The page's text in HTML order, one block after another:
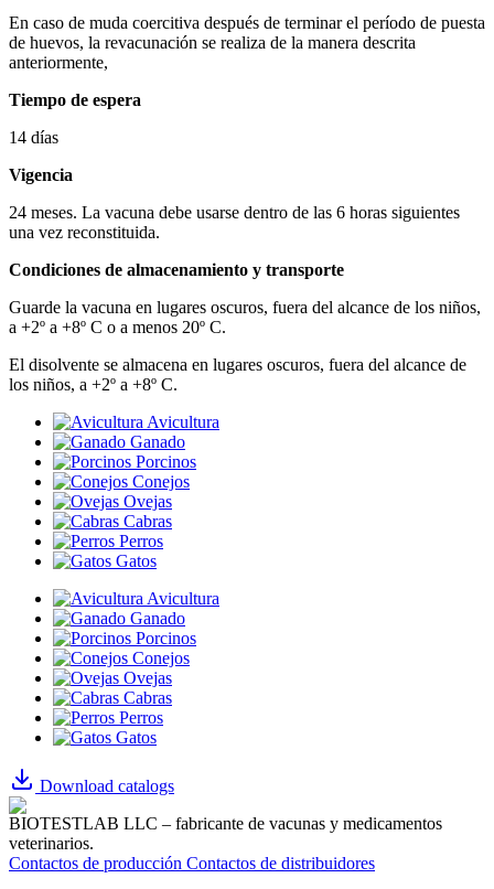
En caso de muda coercitiva después de terminar el período de puesta
de huevos, la revacunación se realiza de la manera descrita
anteriormente,
Tiempo de espera
14 días
Vigencia
24 meses. La vacuna debe usarse dentro de las 6 horas siguientes
una vez reconstituida.
Condiciones de almacenamiento y transporte
Guarde la vacuna en lugares oscuros, fuera del alcance de los niños,
a +2º a +8º C o a menos 20º C.
El disolvente se almacena en lugares oscuros, fuera del alcance de
los niños, a +2º a +8º C.
Avicultura
Ganado
Porcinos
Conejos
Ovejas
Cabras
Perros
Gatos
Avicultura
Ganado
Porcinos
Conejos
Ovejas
Cabras
Perros
Gatos
Download catalogs
BIOTESTLAB LLC – fabricante de vacunas y medicamentos
veterinarios.
Contactos de producción Contactos de distribuidores